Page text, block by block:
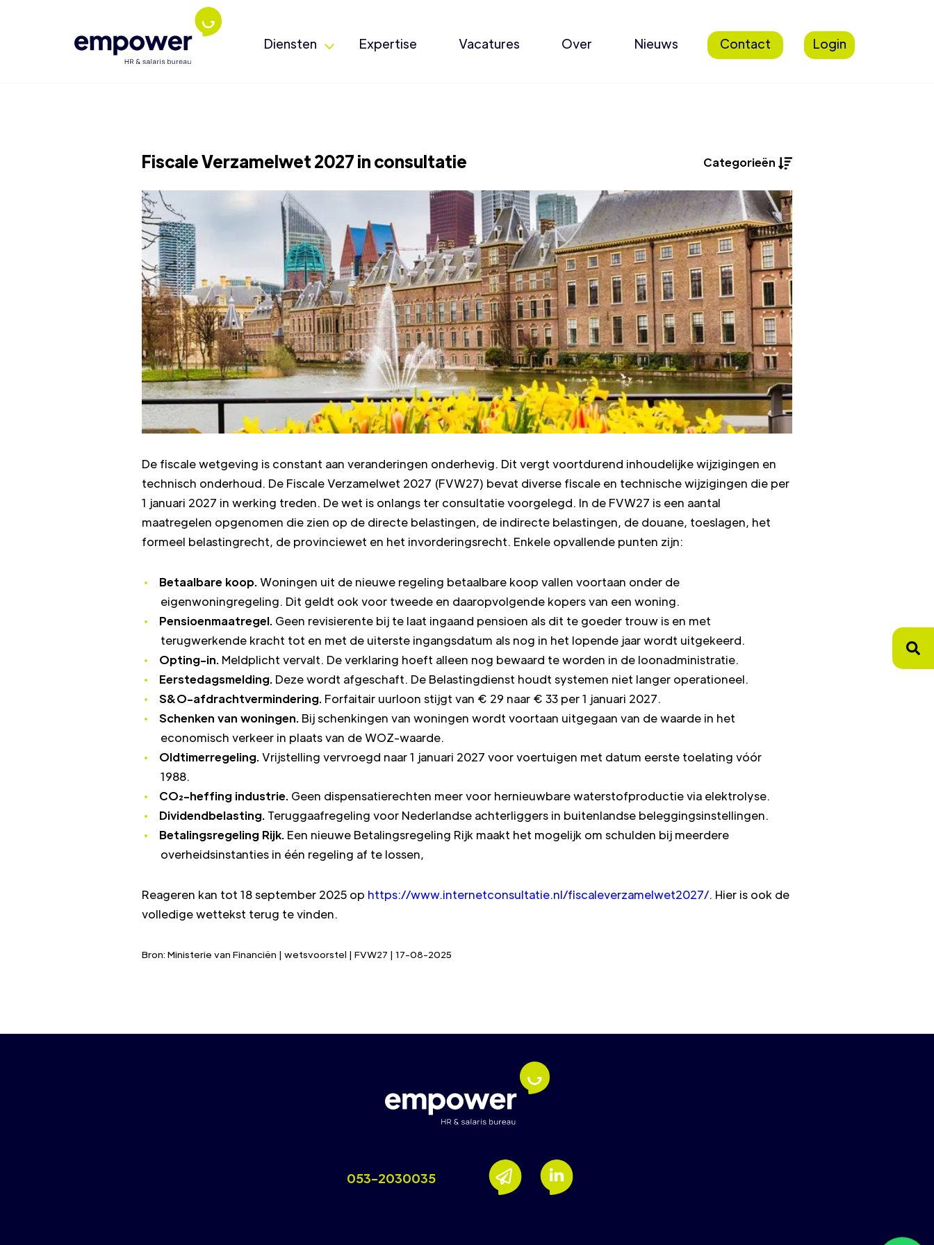
Diensten Expertise Vacatures Over Nieuws Contact Login
Fiscale Verzamelwet 2027 in consultatie Categorieën
De fiscale wetgeving is constant aan veranderingen onderhevig. Dit vergt voortdurend inhoudelijke wijzigingen en
technisch onderhoud. De Fiscale Verzamelwet 2027 (FVW27) bevat diverse fiscale en technische wijzigingen die per
1 januari 2027 in werking treden. De wet is onlangs ter consultatie voorgelegd. In de FVW27 is een aantal
maatregelen opgenomen die zien op de directe belastingen, de indirecte belastingen, de douane, toeslagen, het
formeel belastingrecht, de provinciewet en het invorderingsrecht. Enkele opvallende punten zijn:
Betaalbare koop.Woningen uit de nieuwe regeling betaalbare koop vallen voortaan onder de
eigenwoningregeling. Dit geldt ook voor tweede en daaropvolgende kopers van een woning.
Pensioenmaatregel. Geen revisierente bij te laat ingaand pensioen als dit te goeder trouw is en met
terugwerkende kracht tot en met de uiterste ingangsdatum als nog in het lopende jaar wordt uitgekeerd.
Opting-in. Meldplicht vervalt. De verklaring hoeft alleen nog bewaard te worden in de loonadministratie.
Eerstedagsmelding. Deze wordt afgeschaft. De Belastingdienst houdt systemen niet langer operationeel.
S&O-afdrachtvermindering. Forfaitair uurloon stijgt van € 29 naar € 33 per 1 januari 2027.
Schenken van woningen. Bij schenkingen van woningen wordt voortaan uitgegaan van de waarde in het
economisch verkeer in plaats van de WOZ-waarde.
Oldtimerregeling.Vrijstelling vervroegd naar 1 januari 2027 voor voertuigen met datum eerste toelating vóór
1988.
CO₂-heffing industrie. Geen dispensatierechten meer voor hernieuwbare waterstofproductie via elektrolyse.
Dividendbelasting. Teruggaafregeling voor Nederlandse achterliggers in buitenlandse beleggingsinstellingen.
Betalingsregeling Rijk. Een nieuwe Betalingsregeling Rijk maakt het mogelijk om schulden bij meerdere
overheidsinstanties in één regeling af te lossen,
Reageren kan tot 18 september 2025 op https://www.internetconsultatie.nl/fiscaleverzamelwet2027/. Hier is ook de
volledige wettekst terug te vinden.
Bron: Ministerie van Financiën | wetsvoorstel | FVW27 | 17-08-2025
053-2030035